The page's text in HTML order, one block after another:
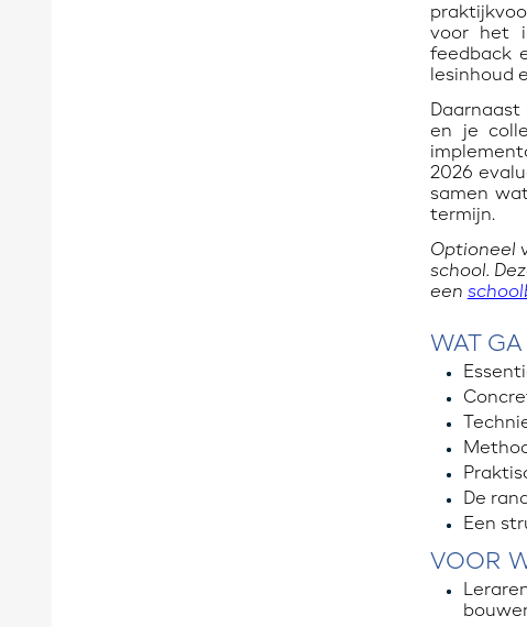
voor het
feedback
lesinhoud
en je
2026
samen
termijn.
Optioneel
school.
een
WAT
De
Een
VOOR